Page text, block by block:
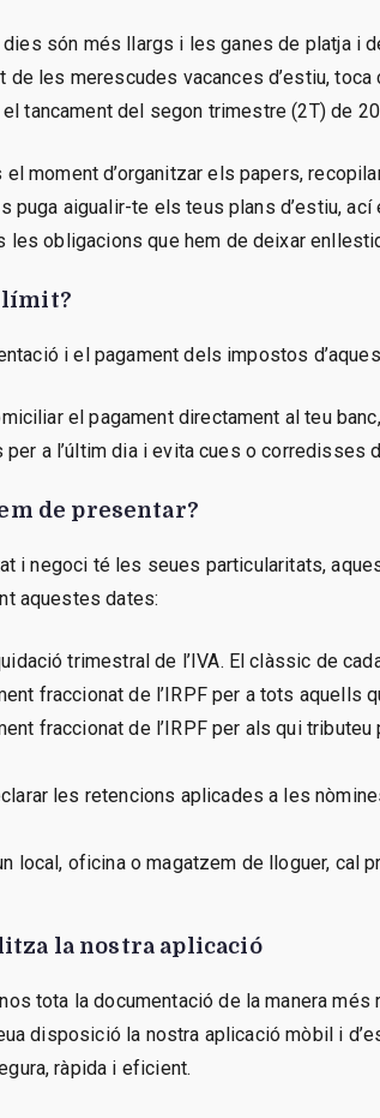
són més llargs i les ganes de platja i
de les merescudes vacances d’estiu,
tancament del segon trimestre (2T) de
moment d’organitzar els papers,
puga aigualir-te els teus plans d’estiu,
les obligacions que hem de deixar
límit?
i el pagament dels impostos
el pagament directament al teu
per a l’últim dia i evita cues o corredisses
de presentar?
i negoci té les seues particularitats,
aquestes dates:
trimestral de l’IVA. El clàssic de
fraccionat de l’IRPF per a tots aquells
fraccionat de l’IRPF per als qui
les retencions aplicades a les
local, oficina o magatzem de lloguer, cal
la nostra aplicació
tota la documentació de la manera
disposició la nostra aplicació mòbil i
ràpida i eficient.